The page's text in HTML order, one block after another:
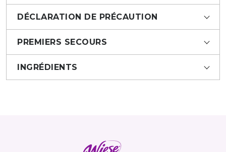
DÉCLARATION DE PRÉCAUTION
PREMIERS SECOURS
INGRÉDIENTS